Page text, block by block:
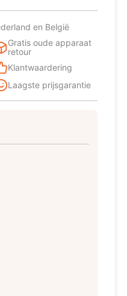
en België
Gratis oude apparaat
retour
Klantwaardering
Laagste prijsgarantie